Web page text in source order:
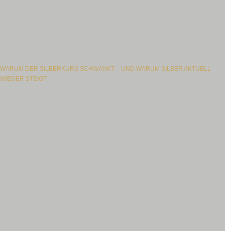
WARUM DER SILBERKURS SCHWANKT – UND WARUM SILBER AKTUELL
WIEDER STEIGT